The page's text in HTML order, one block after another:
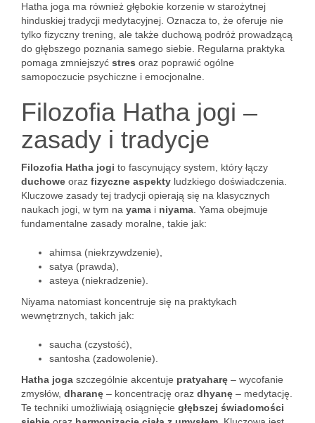
Hatha joga ma również głębokie korzenie w starożytnej
hinduskiej tradycji medytacyjnej. Oznacza to, że oferuje nie
tylko fizyczny trening, ale także duchową podróż prowadzącą
do głębszego poznania samego siebie. Regularna praktyka
pomaga zmniejszyć stres oraz poprawić ogólne
samopoczucie psychiczne i emocjonalne.
Filozofia Hatha jogi –
zasady i tradycje
Filozofia Hatha jogi to fascynujący system, który łączy
duchowe oraz fizyczne aspekty ludzkiego doświadczenia.
Kluczowe zasady tej tradycji opierają się na klasycznych
naukach jogi, w tym na yama i niyama . Yama obejmuje
fundamentalne zasady moralne, takie jak:
ahimsa (niekrzywdzenie),
satya (prawda),
asteya (niekradzenie).
Niyama natomiast koncentruje się na praktykach
wewnętrznych, takich jak:
saucha (czystość),
santosha (zadowolenie).
Hatha joga szczególnie akcentuje pratyaharę – wycofanie
zmysłów, dharanę – koncentrację oraz dhyanę – medytację.
Te techniki umożliwiają osiągnięcie głębszej świadomości